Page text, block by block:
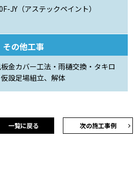
JY（アステックペイント）
その他工事
金カバー工法・雨樋交換・タキロ
設足場組立、解体
次の施工事例
一覧に戻る